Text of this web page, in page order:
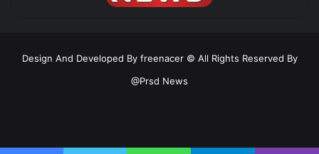
Design And Developed By freenacer © All Rights Reserved By
@Prsd News